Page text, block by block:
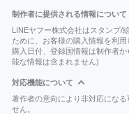
制作者に提供される情報について
LINEヤフー株式会社はスタンプ/
ために、お客様の購入情報を利用
購入日付、登録国情報は制作者
能な情報は含まれません)
対応機能について
著作者の意向により非対応にな
せん。